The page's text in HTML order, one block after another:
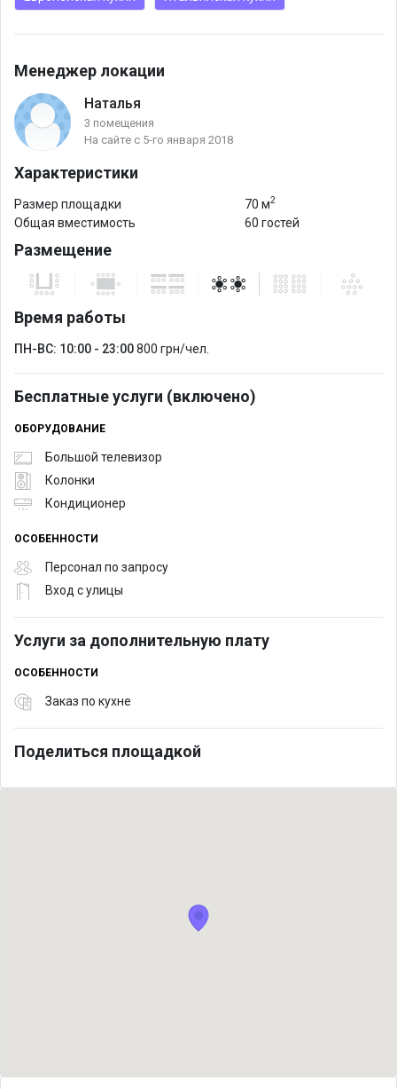
Менеджер локации
Наталья
3 помещения
На сайте с 5-го января 2018
Характеристики
Размер площадки 70 м2
Общая вместимость 60 гостей
Размещение
Время работы
ПН-ВС: 10:00 - 23:00800 грн/чел.
Бесплатные услуги (включено)
ОБОРУДОВАНИЕ
Большой телевизор
Колонки
Кондиционер
ОСОБЕННОСТИ
Персонал по запросу
Вход с улицы
Услуги за дополнительную плату
ОСОБЕННОСТИ
Заказ по кухне
Поделиться площадкой